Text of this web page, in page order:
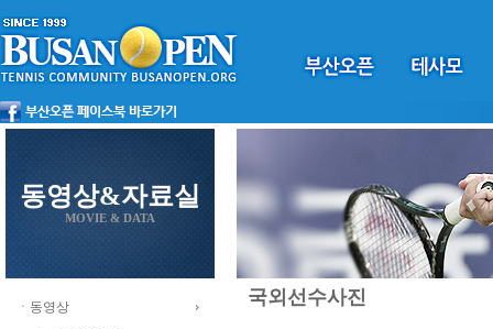
동영상&자료실
MOVIE & DATA
ㆍ동영상 국외선수사진